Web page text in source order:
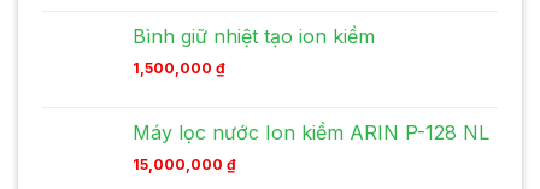
Bình giữ nhiệt tạo ion kiềm
1,500,000 ₫
Máy lọc nước Ion kiềm ARIN P-128 NL
15,000,000 ₫